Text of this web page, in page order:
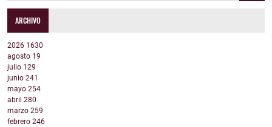
ARCHIVO
2026 1630
agosto 19
julio 129
junio 241
mayo 254
abril 280
marzo 259
febrero 246